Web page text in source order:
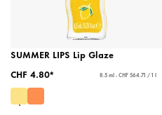
SUMMER LIPS Lip Glaze
CHF 4.80*
8.5 ml - CHF 564.71 / 1 l